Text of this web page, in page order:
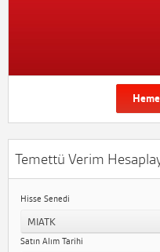
Temettü Verim
Hisse Senedi
MIATK
Satın Alım Tarihi